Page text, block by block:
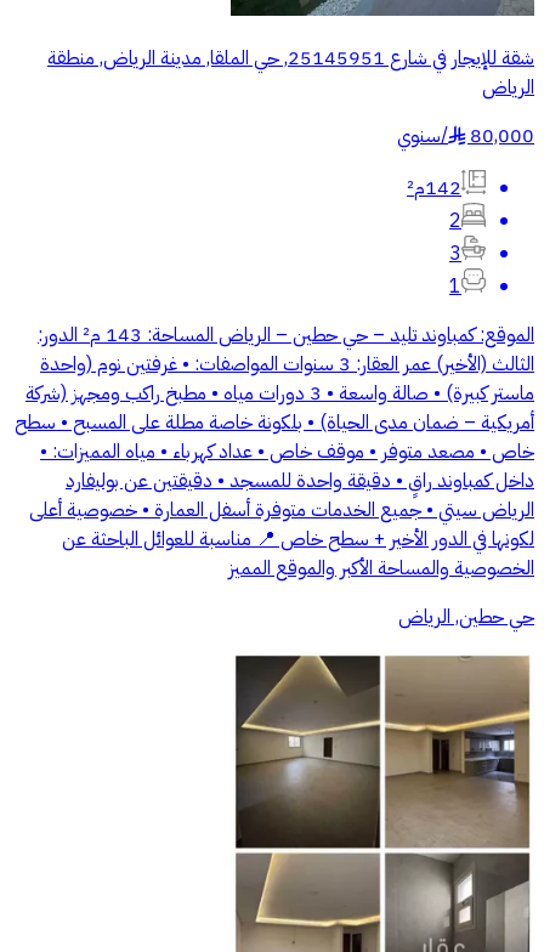
شقة للإيجار في شارع 25145951, حي الملقا, مدينة الرياض, منطقة
الرياض
80,000
§
/سنوي
142م²
2
3
1
الموقع: كمباوند تليد – حي حطين – الرياض المساحة: 143 م² الدور:
الثالث (الأخير) عمر العقار: 3 سنوات المواصفات: • غرفتين نوم (واحدة
ماستر كبيرة) • صالة واسعة • 3 دورات مياه • مطبخ راكب ومجهز (شركة
أمريكية – ضمان مدى الحياة) • بلكونة خاصة مطلة على المسبح • سطح
خاص • مصعد متوفر • موقف خاص • عداد كهرباء • مياه المميزات: •
داخل كمباوند راقٍ • دقيقة واحدة للمسجد • دقيقتين عن بوليفارد
الرياض سيتي • جميع الخدمات متوفرة أسفل العمارة • خصوصية أعلى
لكونها في الدور الأخير + سطح خاص 📍 مناسبة للعوائل الباحثة عن
الخصوصية والمساحة الأكبر والموقع المميز
حي حطين, الرياض